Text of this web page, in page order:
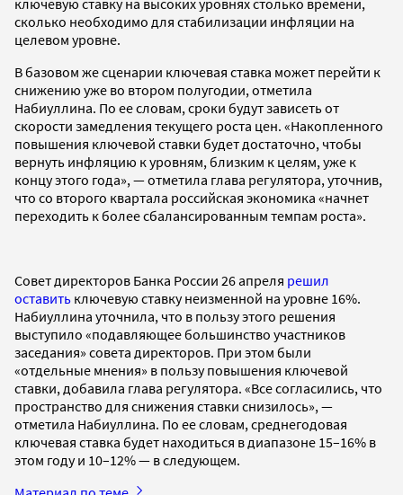
сколько необходимо для стабилизации инфляции на
целевом уровне.
В базовом же сценарии ключевая ставка может перейти к
снижению уже во втором полугодии, отметила
Набиуллина. По ее словам, сроки будут зависеть от
скорости замедления текущего роста цен. «Накопленного
повышения ключевой ставки будет достаточно, чтобы
вернуть инфляцию к уровням, близким к целям, уже к
концу этого года», — отметила глава регулятора, уточнив,
что со второго квартала российская экономика «начнет
переходить к более сбалансированным темпам роста».
Совет директоров Банка России 26 апреля решил
оставить ключевую ставку неизменной на уровне 16%.
Набиуллина уточнила, что в пользу этого решения
выступило «подавляющее большинство участников
заседания» совета директоров. При этом были
«отдельные мнения» в пользу повышения ключевой
ставки, добавила глава регулятора. «Все согласились, что
пространство для снижения ставки снизилось», —
отметила Набиуллина. По ее словам, среднегодовая
ключевая ставка будет находиться в диапазоне 15–16% в
этом году и 10–12% — в следующем.